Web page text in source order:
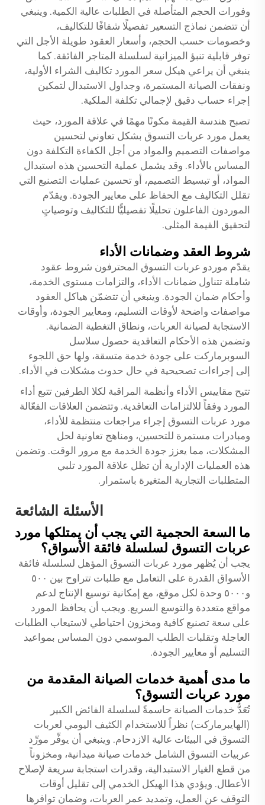
وفورات الحجم المتأصلة في الطلبات عالية الكمية. وينبغي
أن تتضمن نماذج التسعير تفصيلًا شفافًا للتكاليف،
وخصومات حسب الحجم، وأسعار العقود طويلة الأجل التي
توفر قابلية تنبؤ الميزانية لسلسلة المتاجر الفائقة. كما
ينبغي أن يراعي هيكل سعر المورد تكاليف الشراء الأولية،
ونفقات الصيانة المستمرة، وجداول الاستبدال لتمكين
إجراء حساب دقيق لإجمالي تكلفة الملكية.
تصبح هندسة القيمة مكونًا مهمًا في علاقة المورد، حيث
يعمل مورد عربات التسوق بشكل تعاوني لتحسين
مواصفات التصميم والمواد من أجل الكفاءة التكلفة دون
المساس بالأداء. وقد يشمل عملية التحسين هذه استبدال
المواد، أو تبسيط التصميم، أو تحسين عمليات التصنيع التي
تقلل التكاليف مع الحفاظ على معايير الجودة. ويقدّم
الموردون الفاعلون تحليلًا تفصيليًّا للتكاليف وتوصياتٍ
لتحقيق القيمة المثلى.
شروط العقد وضمانات الأداء
يقدّم موردو عربات التسوق المحترفون شروط عقود
شاملة تتناول ضمانات الأداء، والتزامات مستوى الخدمة،
وأحكام ضمان الجودة. وينبغي أن تتضمّن هياكل العقود
مواصفات واضحة لأوقات التسليم، ومعايير الجودة، وأوقات
الاستجابة لصيانة العربات، ونطاق التغطية الضمانية.
وتضمن هذه الأحكام التعاقدية حصول سلاسل
السوبرماركت على جودة خدمة متسقة، ولها حق اللجوء
إلى إجراءات تصحيحية في حال حدوث مشكلات في الأداء.
تتيح مقاييس الأداء وأنظمة المراقبة لكلا الطرفين تتبع أداء
المورد وفقاً للالتزامات التعاقدية. وتتضمن العلاقات الفعّالة
مورد عربات التسوق إجراء مراجعات منتظمة للأداء،
ومبادرات مستمرة للتحسين، ومناهج تعاونية لحل
المشكلات، مما يعزز جودة الخدمة مع مرور الوقت. وتضمن
هذه العمليات الإدارية أن تظل علاقة المورد تلبي
المتطلبات التجارية المتغيرة باستمرار.
الأسئلة الشائعة
ما السعة الحجمية التي يجب أن يمتلكها مورد
عربات التسوق لسلسلة فائقة الأسواق؟
يجب أن يُظهر مورد عربات التسوق المؤهل لسلسلة فائقة
الأسواق القدرة على التعامل مع طلبات تتراوح بين ٥٠٠
و٥٠٠٠ وحدة لكل موقع، مع إمكانية توسيع الإنتاج لدعم
مواقع متعددة والتوسع السريع. ويجب أن يحافظ المورد
على سعة تصنيع كافية ومخزون احتياطي لاستيعاب الطلبات
العاجلة وتقلبات الطلب الموسمي دون المساس بمواعيد
التسليم أو معايير الجودة.
ما مدى أهمية خدمات الصيانة المقدمة من
مورد عربات التسوق؟
تُعَدُّ خدمات الصيانة حاسمةً لسلسلة الفائض الكبير
(الهايبرماركت) نظراً للاستخدام الكثيف اليومي لعربات
التسوق في البيئات عالية الازدحام. وينبغي أن يوفِّر مورِّد
عربيات التسوق الشامل خدمات صيانة ميدانية، ومخزوناً
من قطع الغيار الاستبدالية، وقدرات استجابة سريعة لإصلاح
الأعطال. ويؤدي هذا الهيكل الخدمي إلى تقليل أوقات
التوقف عن العمل، وتمديد عمر العربات، وضمان توافرها